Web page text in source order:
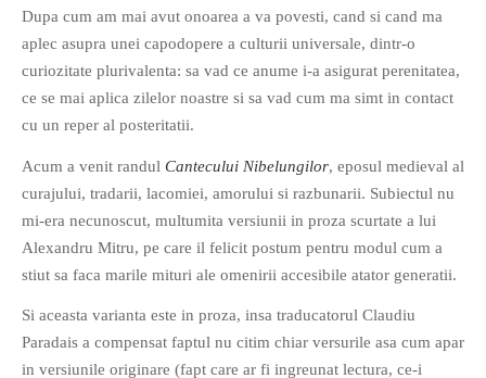
If you like movies, words and
mind games, then this is the
book for you. Take the
challenge of creating your
RASFOIESTE
Dupa cum am mai avut onoarea a va povesti, cand si cand ma
aplec asupra unei capodopere a culturii universale, dintr-o
curiozitate plurivalenta: sa vad ce anume i-a asigurat perenitatea,
ce se mai aplica zilelor noastre si sa vad cum ma simt in contact
cu un reper al posteritatii.
Acum a venit randul Cantecului Nibelungilor, eposul medieval al
curajului, tradarii, lacomiei, amorului si razbunarii. Subiectul nu
mi-era necunoscut, multumita versiunii in proza scurtate a lui
Alexandru Mitru, pe care il felicit postum pentru modul cum a
stiut sa faca marile mituri ale omenirii accesibile atator generatii.
Si aceasta varianta este in proza, insa traducatorul Claudiu
Paradais a compensat faptul nu citim chiar versurile asa cum apar
in versiunile originare (fapt care ar fi ingreunat lectura, ce-i